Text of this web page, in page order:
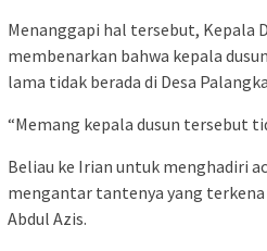
Menanggapi hal tersebut, Kepala
membenarkan bahwa kepala
lama tidak berada di Desa
“Memang kepala dusun tersebut
Beliau ke Irian untuk menghadiri
mengantar tantenya yang
Abdul Azis.